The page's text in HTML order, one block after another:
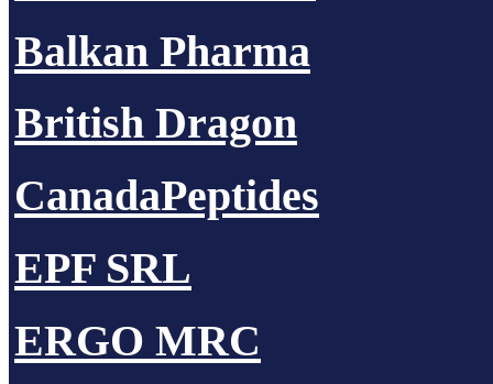
Balkan Pharma
British Dragon
CanadaPeptides
EPF SRL
ERGO MRC